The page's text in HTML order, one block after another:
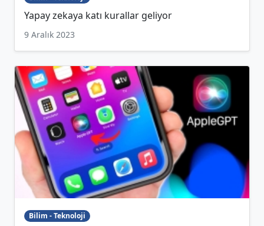
Yapay zekaya katı kurallar geliyor
9 Aralık 2023
Bilim - Teknoloji